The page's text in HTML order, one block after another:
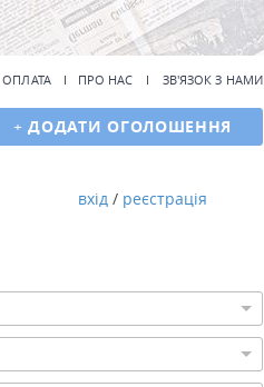
ОПЛАТА ПРО НАС ЗВ'ЯЗОК З НАМИ
+ ДОДАТИ ОГОЛОШЕННЯ
вхід / реєстрація